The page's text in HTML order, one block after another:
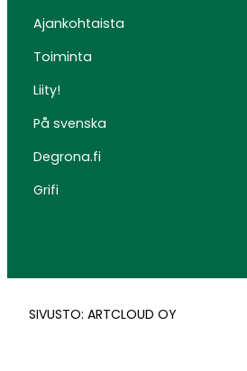
Ajankohtaista
Toiminta
Liity!
På svenska
Degrona.fi
Grifi
SIVUSTO: ARTCLOUD OY